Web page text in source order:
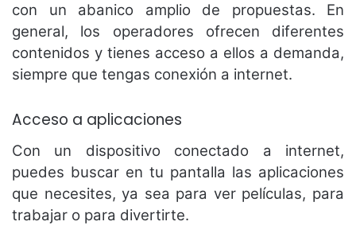
con un abanico amplio de propuestas. En
general, los operadores ofrecen diferentes
contenidos y tienes acceso a ellos a demanda,
siempre que tengas conexión a internet.
Acceso a aplicaciones
Con un dispositivo conectado a internet,
puedes buscar en tu pantalla las aplicaciones
que necesites, ya sea para ver películas, para
trabajar o para divertirte.